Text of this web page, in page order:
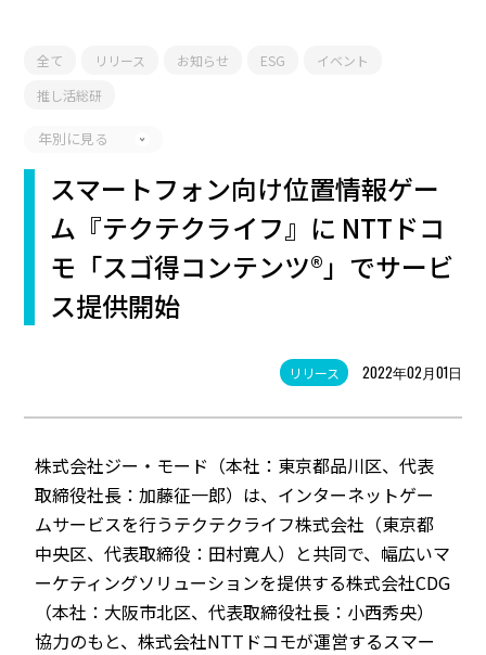
スマートフォン向け位置情報ゲー
ム『テクテクライフ』に NTTドコ
モ「スゴ得コンテンツ®」でサービ
ス提供開始
リリース 2022年02月01日
株式会社ジー・モード（本社：東京都品川区、代表
取締役社長：加藤征一郎）は、インターネットゲー
ムサービスを行うテクテクライフ株式会社（東京都
中央区、代表取締役：田村寛人）と共同で、幅広いマ
ーケティングソリューションを提供する株式会社CDG
（本社：大阪市北区、代表取締役社長：小西秀央）
協力のもと、株式会社NTTドコモが運営するスマー
全て リリース お知らせ ESG
イベント
推し活総研
年別に見る